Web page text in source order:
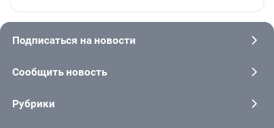
Подписаться на новости
Сообщить новость
Рубрики